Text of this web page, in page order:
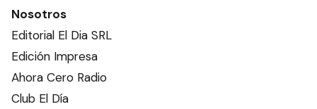
Nosotros
Editorial El Dia SRL
Edición Impresa
Ahora Cero Radio
Club El Día